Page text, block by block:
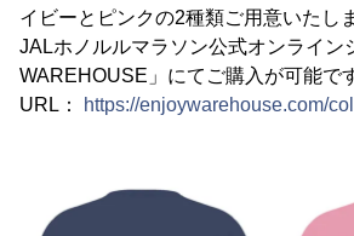
イビーとピンクの2種類ご用意いたし
JALホノルルマラソン公式オンライン
WAREHOUSE」にてご購入が可能で
URL：
https://enjoywarehouse.com/